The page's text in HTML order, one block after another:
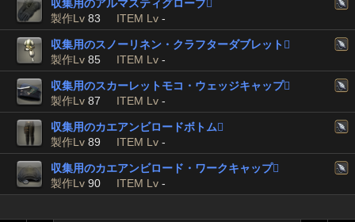
収集用のアルマスティグローブ
製作Lv 83 ITEM Lv -
収集用のスノーリネン・クラフターダブレット
製作Lv 85 ITEM Lv -
収集用のスカーレットモコ・ウェッジキャップ
製作Lv 87 ITEM Lv -
収集用のカエアンビロードボトム
製作Lv 89 ITEM Lv -
収集用のカエアンビロード・ワークキャップ
製作Lv 90 ITEM Lv -